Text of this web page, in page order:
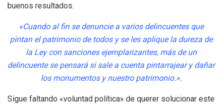
buenos resultados.
«Cuando al fin se denuncie a varios delincuentes que
pintan el patrimonio de todos y se les aplique la dureza de
la Ley con sanciones ejemplarizantes, más de un
delincuente se pensará si sale a cuenta pintarrajear y dañar
los monumentos y nuestro patrimonio.».
Sigue faltando «voluntad política» de querer solucionar este